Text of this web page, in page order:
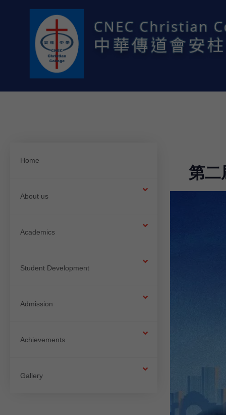
Home
About us
Academics
Student Development
Admission
Achievements
Gallery
第二